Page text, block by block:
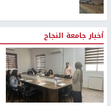
أخبار جامعة النجاح